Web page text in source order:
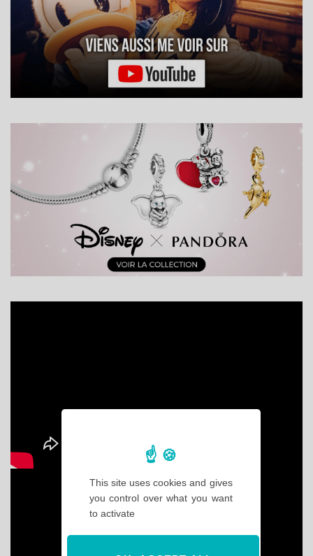
This site uses cookies and gives
you control over what you want
to activate